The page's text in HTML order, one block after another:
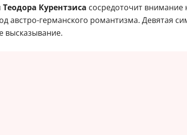
Теодора Курентзиса сосредоточит внимание
австро-германского романтизма. Девятая
высказывание.